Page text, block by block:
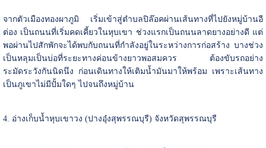
จากตัวเมืองทองผาภูมิ เริ่มเข้าสู่ตำบลปิล๊อคผ่านเส้นทางที่ไปยังหมู่บ้านอี
ต่อง เป็นถนนที่เริ่มคดเคี้ยวในหุบเขา ช่วงแรกเป็นถนนลาดยางอย่างดี แต่
พอผ่านไปสักพักจะได้พบกับถนนที่กำลังอยู่ในระหว่างการก่อสร้าง บางช่วง
เป็นหลุมเป็นบ่อที่ระยะทางค่อนข้างยาวพอสมควร ต้องขับรถอย่าง
ระมัดระวังกันนิดนึง ก่อนเดินทางให้เติมน้ำมันมาให้พร้อม เพราะเส้นทาง
เป็นภูเขาไม่มีปั้มใดๆ ไปจนถึงหมู่บ้าน
4. อ่างเก็บน้ำหุบเขาวง (ปางอุ๋งสุพรรณบุรี) จังหวัดสุพรรณบุรี